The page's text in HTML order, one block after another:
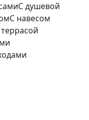
С душевой
С навесом